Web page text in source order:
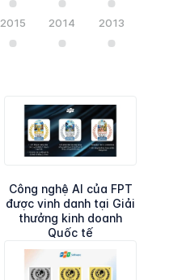
Công nghệ AI của FPT
được vinh danh tại Giải
thưởng kinh doanh
Quốc tế
2015 2014 2013